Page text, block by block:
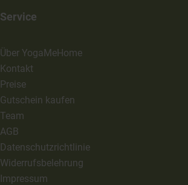
Service
Über YogaMeHome
Kontakt
Preise
Gutschein kaufen
Team
AGB
Datenschutzrichtlinie
Widerrufsbelehrung
Impressum